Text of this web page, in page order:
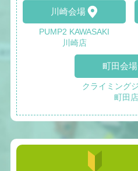
川崎会場
PUMP2 KAWASAKI
川崎店
町田会場
クライミング
町田店